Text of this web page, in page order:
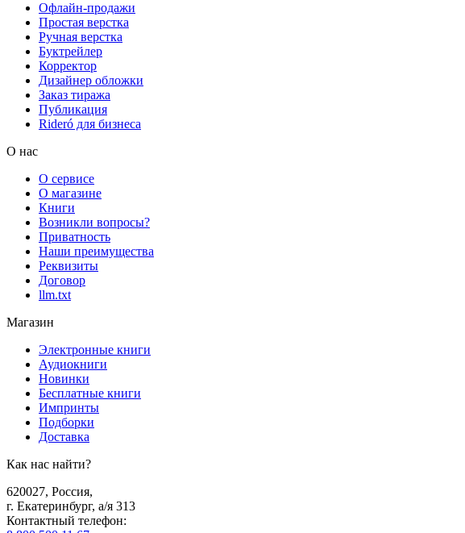
Офлайн-продажи
Простая верстка
Ручная верстка
Буктрейлер
Корректор
Дизайнер обложки
Заказ тиража
Публикация
Rideró для бизнеса
О нас
О сервисе
О магазине
Книги
Возникли вопросы?
Приватность
Наши преимущества
Реквизиты
Договор
llm.txt
Магазин
Электронные книги
Аудиокниги
Новинки
Бесплатные книги
Импринты
Подборки
Доставка
Как нас найти?
620027, Россия,
г. Екатеринбург, а/я 313
Контактный телефон: